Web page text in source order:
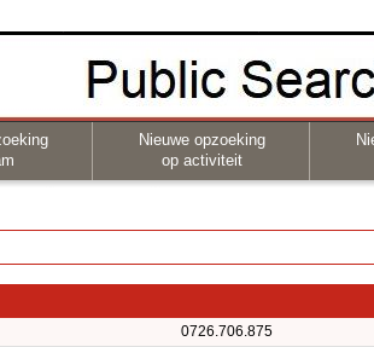
Nieuwe opzoeking
op activiteit
0726.706.875